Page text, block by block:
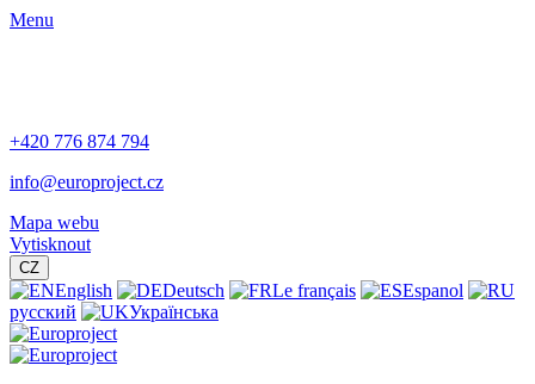
Menu
+420 776 874 794
info@europroject.cz
Mapa webu
Vytisknout
CZ
English Deutsch Le français
Espanol
русский
Українська